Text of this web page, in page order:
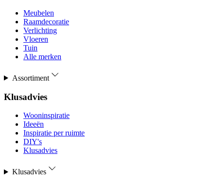
Meubelen
Raamdecoratie
Verlichting
Vloeren
Tuin
Alle merken
Assortiment
Klusadvies
Wooninspiratie
Ideeën
Inspiratie per ruimte
DIY's
Klusadvies
Klusadvies